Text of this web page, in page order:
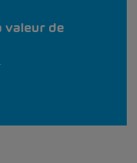
valeur de